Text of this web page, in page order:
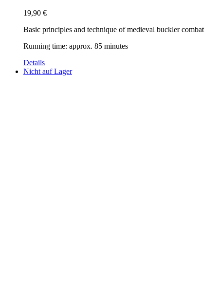
19,90 €
Basic principles and technique of medieval buckler combat
Running time: approx. 85 minutes
Details
Nicht auf Lager